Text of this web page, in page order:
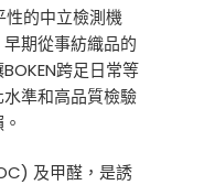
性的中立檢測機
期從事紡織品的
跨足日常等
準和高品質檢驗
及甲醛，是誘